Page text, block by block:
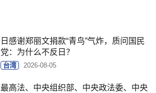
日感谢郑丽文捐款“青鸟”气炸，质问国民
党：为什么不反日？
台湾 2026-08-05
最高法、中央组织部、中央政法委、中央